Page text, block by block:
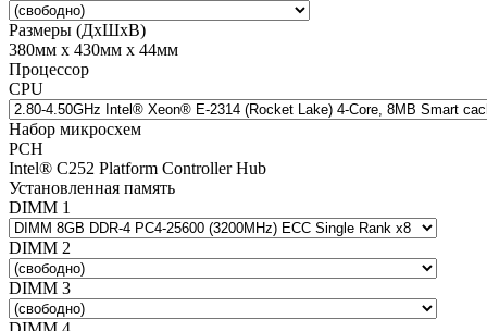
Размеры (ДхШхВ)
380мм х 430мм х 44мм
Процессор
CPU
Набор микросхем
PCH
Intel® C252 Platform Controller Hub
Установленная память
DIMM 1
DIMM 2
DIMM 3